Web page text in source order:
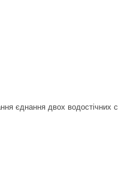
єднання двох водостічних